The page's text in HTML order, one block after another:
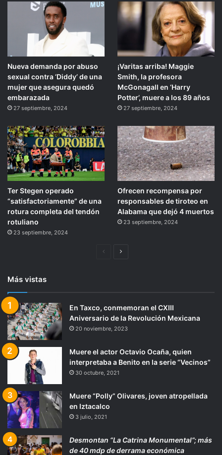
Nueva demanda por abuso
sexual contra ‘Diddy’ de una
mujer que asegura quedó
embarazada
27 septiembre, 2024
¡Varitas arriba! Maggie
Smith, la profesora
McGonagall en ‘Harry
Potter’, muere a los 89 años
27 septiembre, 2024
Ter Stegen operado
“satisfactoriamente” de una
rotura completa del tendón
rotuliano
23 septiembre, 2024
Ofrecen recompensa por
responsables de tiroteo en
Alabama que dejó 4 muertos
23 septiembre, 2024
PáginaSiguiente
Más vistas
En Taxco, conmemoran el CXIII
Aniversario de la Revolución Mexicana
20 noviembre, 2023
Muere el actor Octavio Ocaña, quien
interpretaba a Benito en la serie “Vecinos”
30 octubre, 2021
Muere “Polly” Olivares, joven atropellada
en Iztacalco
3 julio, 2021
Desmontan “La Catrina Monumental”; más
de 40 mdp de derrama económica